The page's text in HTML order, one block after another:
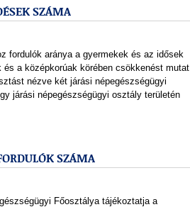
SZÁMA
fordulók aránya a gyermekek és az idősek
a középkorúak körében csökkenést mutat
nézve két járási népegészségügyi
járási népegészségügyi osztály területén
SZÁMA
Főosztálya tájékoztatja a